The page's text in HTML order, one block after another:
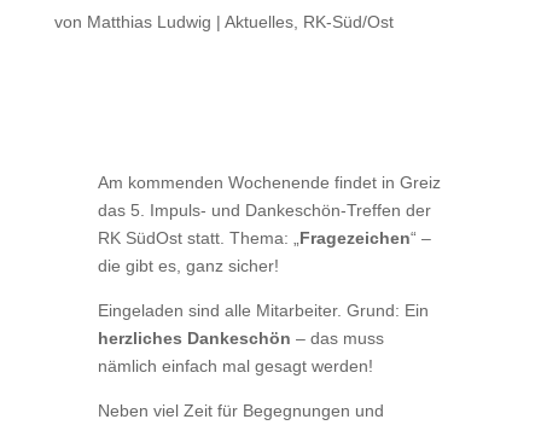
von Matthias Ludwig | Aktuelles, RK-Süd/Ost
Am kommenden Wochenende findet in Greiz
das 5. Impuls- und Dankeschön-Treffen der
RK SüdOst statt. Thema: „ Fragezeichen“ –
die gibt es, ganz sicher!
Eingeladen sind alle Mitarbeiter. Grund: Ein
herzliches Dankeschön – das muss
nämlich einfach mal gesagt werden!
Neben viel Zeit für Begegnungen und